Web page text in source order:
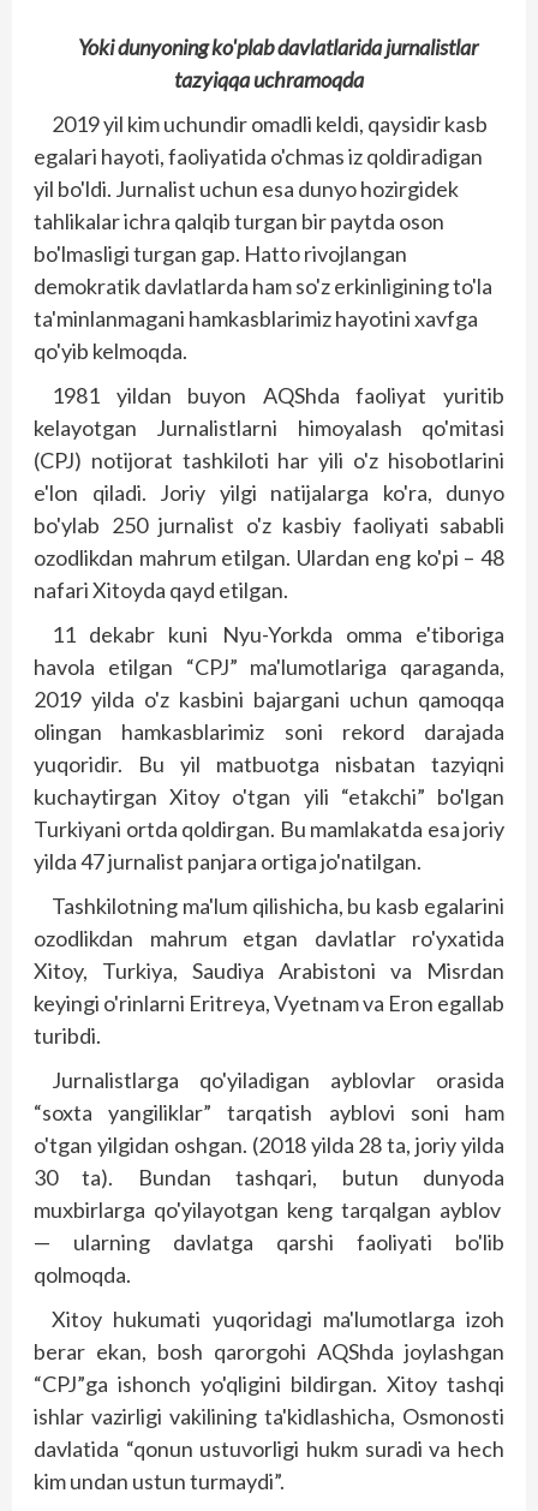
Yoki dunyoning ko'plab davlatlarida jurnalistlar
tazyiqqa uchramoqda
2019 yil kim uchundir omadli keldi, qaysidir kasb
egalari hayoti, faoliyatida o'chmas iz qoldiradigan
yil bo'ldi. Jurnalist uchun esa dunyo hozirgidek
tahlikalar ichra qalqib turgan bir paytda oson
bo'lmasligi turgan gap. Hatto rivojlangan
demokratik davlatlarda ham so'z erkinligining to'la
ta'minlanmagani hamkasblarimiz hayotini xavfga
qo'yib kelmoqda.
1981 yildan buyon AQShda faoliyat yuritib
kelayotgan Jurnalistlarni himoyalash qo'mitasi
(CPJ) notijorat tashkiloti har yili o'z hisobotlarini
e'lon qiladi. Joriy yilgi natijalarga ko'ra, dunyo
bo'ylab 250 jurnalist o'z kasbiy faoliyati sababli
ozodlikdan mahrum etilgan. Ulardan eng ko'pi – 48
nafari Xitoyda qayd etilgan.
11 dekabr kuni Nyu-Yorkda omma e'ti­boriga
havola etilgan “CPJ” ma'lumotlariga qaraganda,
2019 yilda o'z kasbini bajargani uchun qamoqqa
olingan hamkasb­larimiz soni rekord darajada
yuqoridir. Bu yil matbuotga nisbatan tazyiqni
kuchaytirgan Xitoy o'tgan yili “etakchi” bo'lgan
Turkiyani ortda qoldirgan. Bu mamlakatda esa joriy
yilda 47 jurnalist panjara ortiga jo'natilgan.
Tashkilotning ma'lum qilishicha, bu kasb egalarini
ozodlikdan mahrum etgan davlatlar ro'yxatida
Xitoy, Turkiya, Saudiya Arabistoni va Misrdan
keyingi o'rinlarni Eritreya, Vyetnam va Eron egallab
turibdi.
Jurnalistlarga qo'yiladigan ayblovlar orasida
“soxta yangiliklar” tarqatish ayb­lovi soni ham
o'tgan yilgidan oshgan. (2018 yilda 28 ta, joriy yilda
30 ta). Bundan tashqari, butun dunyoda
muxbirlarga qo'yilayotgan keng tar­qalgan ayblov
— ularning davlatga qarshi faoliyati bo'lib
qolmoqda.
Xitoy hukumati yuqoridagi ma'lumotlarga izoh
berar ekan, bosh qarorgohi AQShda joylashgan
“CPJ”ga ishonch yo'qligini bildirgan. Xitoy tashqi
ishlar vazirligi vakilining ta'kidlashicha, Osmonosti
davlatida “qonun ustuvorligi hukm suradi va hech
kim undan ustun turmaydi”.